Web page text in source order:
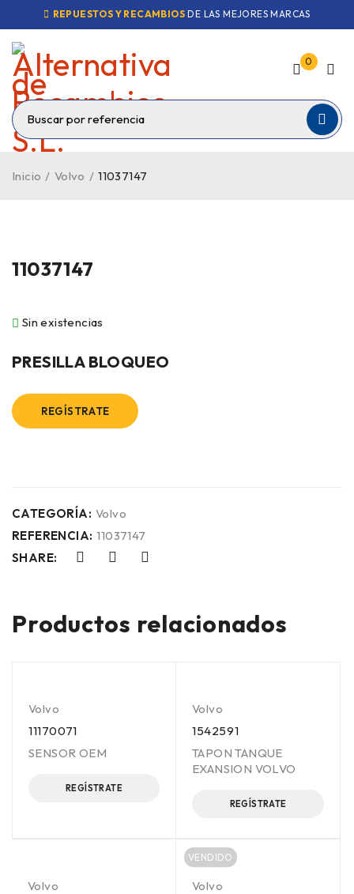
REPUESTOS Y RECAMBIOS DE LAS MEJORES MARCAS
0
Inicio / Volvo / 11037147
11037147
Sin existencias
PRESILLA BLOQUEO
REGÍSTRATE
CATEGORÍA: Volvo
REFERENCIA: 11037147
SHARE:
Productos relacionados
Volvo
11170071
SENSOR OEM
REGÍSTRATE
Volvo
1542591
TAPON TANQUE
EXANSION VOLVO
REGÍSTRATE
Volvo
VENDIDO
Volvo